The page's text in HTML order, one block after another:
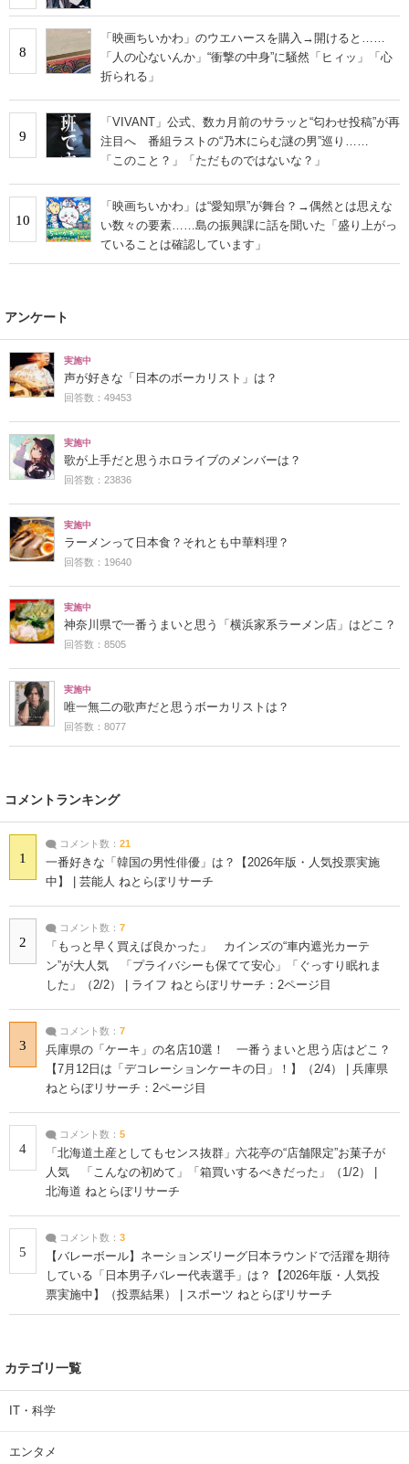
8
「映画ちいかわ」のウエハースを購入→開けると……
「人の心ないんか」“衝撃の中身”に騒然「ヒィッ」「心
折られる」
9
「VIVANT」公式、数カ月前のサラッと“匂わせ投稿”が再
注目へ 番組ラストの“乃木にらむ謎の男”巡り……
「このこと？」「ただものではないな？」
10
「映画ちいかわ」は“愛知県”が舞台？→偶然とは思えな
い数々の要素……島の振興課に話を聞いた「盛り上がっ
ていることは確認しています」
アンケート
実施中
声が好きな「日本のボーカリスト」は？
回答数：49453
実施中
歌が上手だと思うホロライブのメンバーは？
回答数：23836
実施中
ラーメンって日本食？それとも中華料理？
回答数：19640
実施中
神奈川県で一番うまいと思う「横浜家系ラーメン店」はどこ？
回答数：8505
実施中
唯一無二の歌声だと思うボーカリストは？
回答数：8077
コメントランキング
1
コメント数： 21
一番好きな「韓国の男性俳優」は？【2026年版・人気投票実施
中】 | 芸能人 ねとらぼリサーチ
2
コメント数： 7
「もっと早く買えば良かった」 カインズの“車内遮光カーテ
ン”が大人気 「プライバシーも保てて安心」「ぐっすり眠れま
した」（2/2） | ライフ ねとらぼリサーチ：2ページ目
3
コメント数： 7
兵庫県の「ケーキ」の名店10選！ 一番うまいと思う店はどこ？
【7月12日は「デコレーションケーキの日」！】（2/4） | 兵庫県
ねとらぼリサーチ：2ページ目
4
コメント数： 5
「北海道土産としてもセンス抜群」六花亭の“店舗限定”お菓子が
人気 「こんなの初めて」「箱買いするべきだった」（1/2） |
北海道 ねとらぼリサーチ
5
コメント数： 3
【バレーボール】ネーションズリーグ日本ラウンドで活躍を期待
している「日本男子バレー代表選手」は？【2026年版・人気投
票実施中】（投票結果） | スポーツ ねとらぼリサーチ
カテゴリ一覧
IT・科学
エンタメ